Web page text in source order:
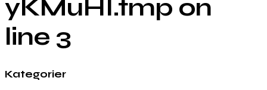
yKMuHI.tmp on
line 3
Kategorier